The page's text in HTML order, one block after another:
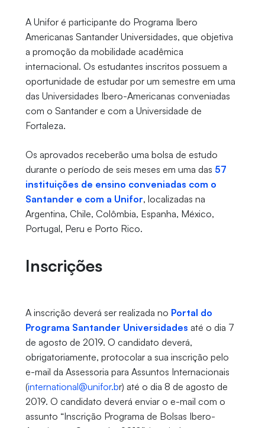
A Unifor é participante do Programa Ibero
Americanas Santander Universidades, que objetiva
a promoção da mobilidade acadêmica
internacional. Os estudantes inscritos possuem a
oportunidade de estudar por um semestre em uma
das Universidades Ibero-Americanas conveniadas
com o Santander e com a Universidade de
Fortaleza.
Os aprovados receberão uma bolsa de estudo
durante o período de seis meses em uma das 57
instituições de ensino conveniadas com o
Santander e com a Unifor, localizadas na
Argentina, Chile, Colômbia, Espanha, México,
Portugal, Peru e Porto Rico.
Inscrições
A inscrição deverá ser realizada no Portal do
Programa Santander Universidades até o dia 7
de agosto de 2019. O candidato deverá,
obrigatoriamente, protocolar a sua inscrição pelo
e-mail da Assessoria para Assuntos Internacionais
(international@unifor.br) até o dia 8 de agosto de
2019. O candidato deverá enviar o e-mail com o
assunto “Inscrição Programa de Bolsas Ibero-